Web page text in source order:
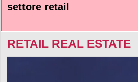
settore retail
RETAIL REAL ESTATE